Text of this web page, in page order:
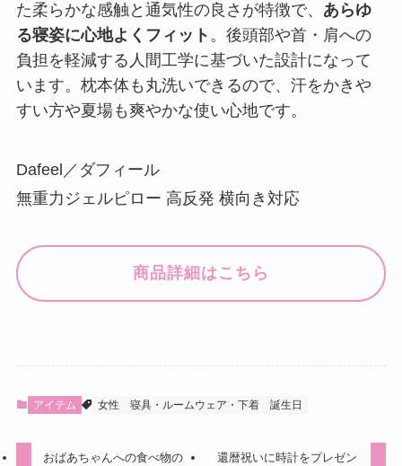
た柔らかな感触と通気性の良さが特徴で、 あらゆ
る寝姿に心地よくフィット 。後頭部や首・肩への
負担を軽減する人間工学に基づいた設計になって
います。枕本体も丸洗いできるので、汗をかきや
すい方や夏場も爽やかな使い心地です。
Dafeel／ダフィール
無重力ジェルピロー 高反発 横向き対応
商品詳細はこちら
アイテム 女性 寝具・ルームウェア・下着 誕生日
おばあちゃんへの食べ物の
還暦祝いに時計をプレゼン